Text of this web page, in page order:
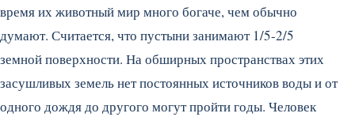
время их животный мир много богаче, чем обычно
думают. Считается, что пустыни занимают 1/5-2/5
земной поверхности. На обширных пространствах этих
засушливых земель нет постоянных источников воды и от
одного дождя до другого могут пройти годы. Человек